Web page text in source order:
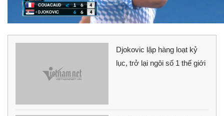
Djokovic lập hàng loạt kỷ
lục, trở lại ngôi số 1 thế giới